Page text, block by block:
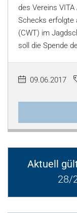
des Vereins
Schecks erfolgte
(CWT) im
soll die Spende
09.06.2017
Aktuell
28/